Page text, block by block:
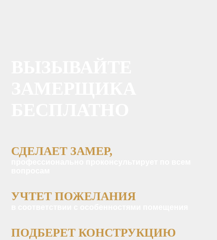
СДЕЛАЕТ ЗАМЕР,
УЧТЕТ ПОЖЕЛАНИЯ
ПОДБЕРЕТ КОНСТРУКЦИЮ